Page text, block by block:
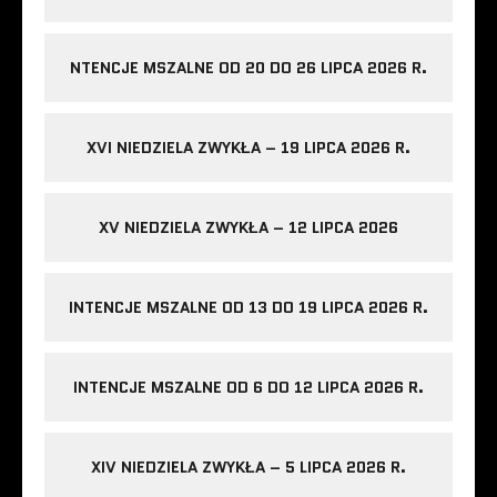
NTENCJE MSZALNE OD 20 DO 26 LIPCA 2026 R.
XVI NIEDZIELA ZWYKŁA – 19 LIPCA 2026 R.
XV NIEDZIELA ZWYKŁA – 12 LIPCA 2026
INTENCJE MSZALNE OD 13 DO 19 LIPCA 2026 R.
INTENCJE MSZALNE OD 6 DO 12 LIPCA 2026 R.
XIV NIEDZIELA ZWYKŁA – 5 LIPCA 2026 R.